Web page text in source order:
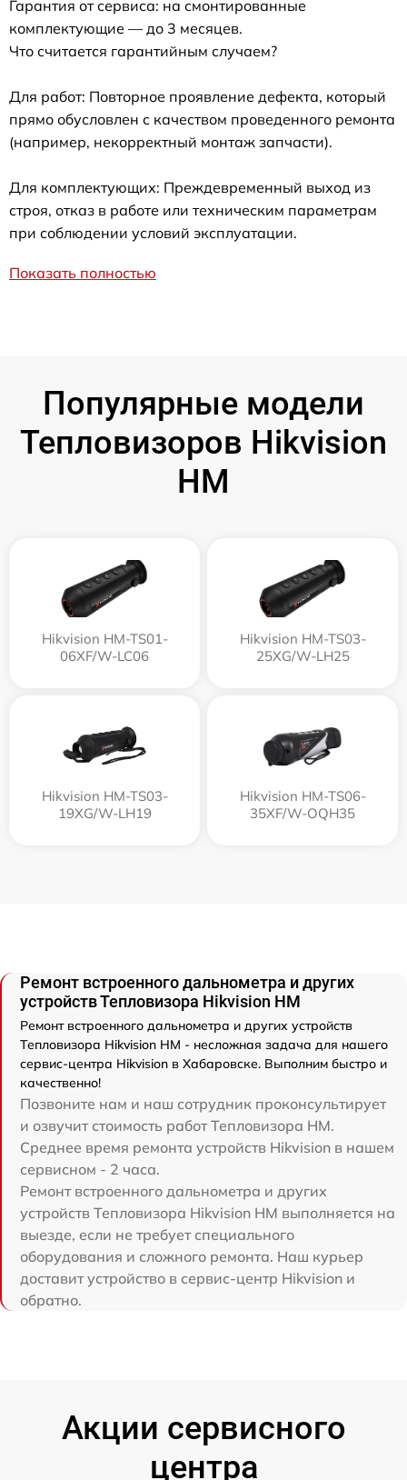
Гарантия от сервиса: на смонтированные
комплектующие — до 3 месяцев.
Что считается гарантийным случаем?
Для работ: Повторное проявление дефекта, который
прямо обусловлен с качеством проведенного ремонта
(например, некорректный монтаж запчасти).
Для комплектующих: Преждевременный выход из
строя, отказ в работе или техническим параметрам
при соблюдении условий эксплуатации.
Показать полностью
Популярные модели
Тепловизоров Hikvision
HM
Hikvision HM-TS01-
06XF/W-LC06
Hikvision HM-TS03-
25XG/W-LH25
Hikvision HM-TS03-
19XG/W-LH19
Hikvision HM-TS06-
35XF/W-OQH35
Ремонт встроенного дальнометра и других
устройств Тепловизора Hikvision HM
Ремонт встроенного дальнометра и других устройств
Тепловизора Hikvision HM - несложная задача для нашего
сервис-центра Hikvision в Хабаровске. Выполним быстро и
качественно!
Позвоните нам и наш сотрудник проконсультирует
и озвучит стоимость работ Тепловизора HM.
Среднее время ремонта устройств Hikvision в нашем
сервисном - 2 часа.
Ремонт встроенного дальнометра и других
устройств Тепловизора Hikvision HM выполняется на
выезде, если не требует специального
оборудования и сложного ремонта. Наш курьер
доставит устройство в сервис-центр Hikvision и
обратно.
Акции сервисного
центра